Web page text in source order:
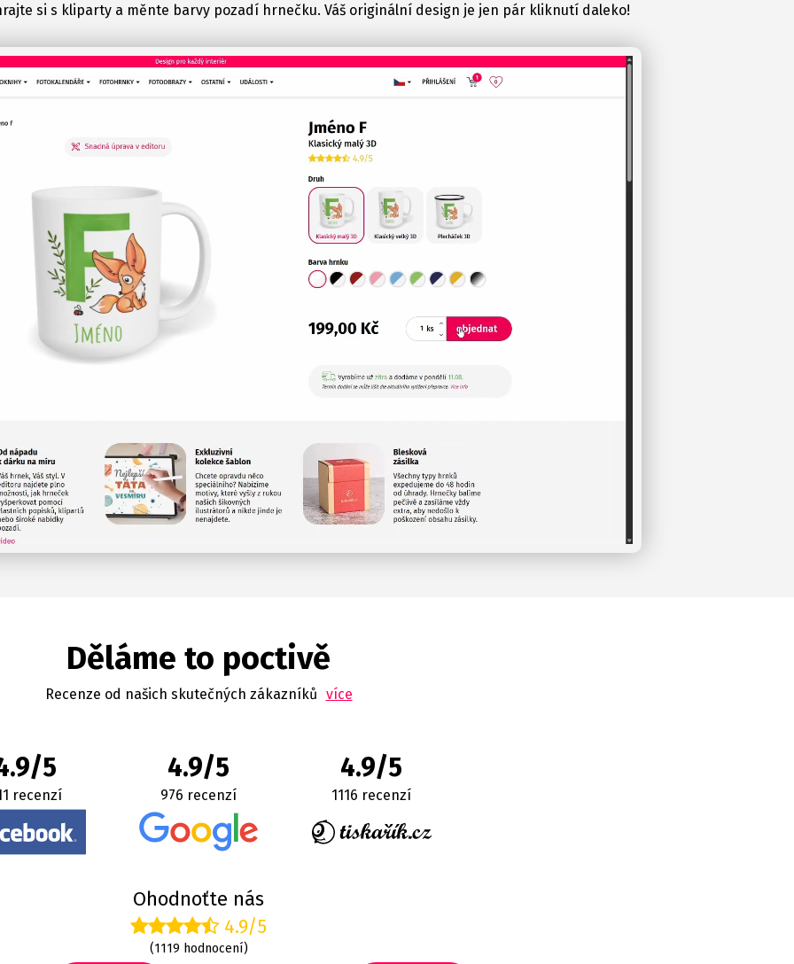
si s kliparty a měnte barvy pozadí hrnečku. Váš originální design je jen pár kliknutí daleko!
Děláme to poctivě
Recenze od našich skutečných zákazníků více
5
recenzí
4.9/5
976 recenzí
4.9/5
1116 recenzí
Ohodnoťte nás
4.9/5
(1119 hodnocení)